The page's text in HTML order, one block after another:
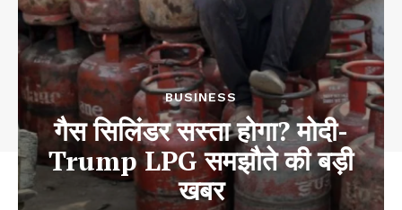
BUSINESS
गैस सिलिंडर सस्ता होगा? मोदी-
Trump LPG समझौते की बड़ी
खबर